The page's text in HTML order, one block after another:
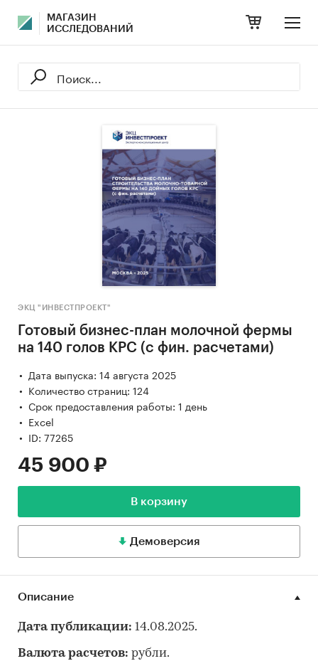
МАГАЗИН
ИССЛЕДОВАНИЙ
ЭКЦ "ИНВЕСТПРОЕКТ"
Готовый бизнес-план молочной фермы
на 140 голов КРС (с фин. расчетами)
Дата выпуска: 14 августа 2025
Количество страниц: 124
Срок предоставления работы: 1 день
Excel
ID: 77265
45 900 ₽
В корзину
Демоверсия
Описание
Дата публикации: 14.08.2025.
Валюта расчетов: рубли.